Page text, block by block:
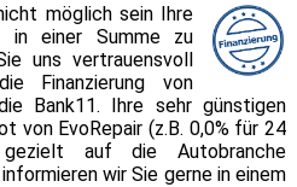
möglich sein Ihre
in einer Summe zu
uns vertrauensvoll
Finanzierung von
Bank11. Ihre sehr günstigen
von EvoRepair (z.B. 0,0% für 24
auf die Autobranche
wir Sie gerne in einem